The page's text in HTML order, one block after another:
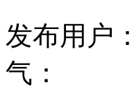
发布用户：
气：